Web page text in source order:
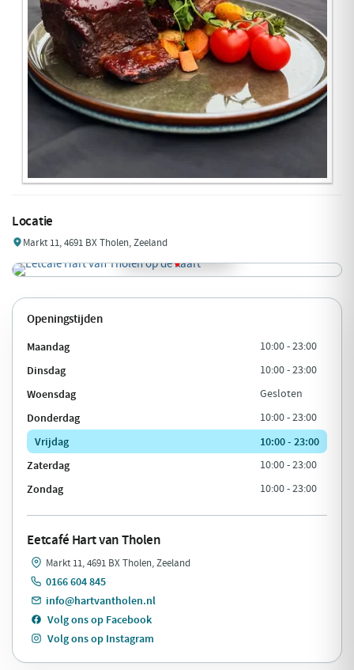
Locatie
Markt 11, 4691 BX Tholen, Zeeland
Openingstijden
Maandag 10:00 - 23:00
Dinsdag 10:00 - 23:00
Woensdag Gesloten
Donderdag 10:00 - 23:00
Vrijdag
10:00 - 23:00
Zaterdag
10:00 - 23:00
Zondag 10:00 - 23:00
Eetcafé Hart van Tholen
Markt 11, 4691 BX Tholen, Zeeland
0166 604 845
info@hartvantholen.nl
Volg ons op Facebook
Volg ons op Instagram